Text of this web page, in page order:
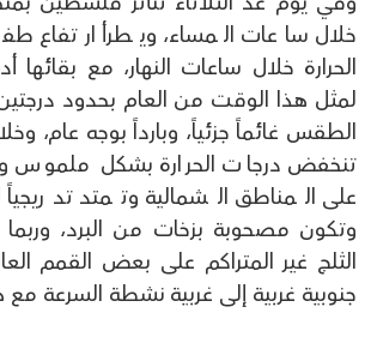
خلال ساعات المساء، ويطرأ ارتفاع
الحرارة خلال ساعات النهار، مع بقائها
لمثل هذا الوقت من العام بحدود
الطقس غائماً جزئياً، وبارداً بوجه عام،
تنخفض درجات الحرارة بشكل ملموس
على المناطق الشمالية وتمتد
وتكون مصحوبة بزخات من البرد،
الثلج غير المتراكم على بعض القمم
جنوبية غربية إلى غربية نشطة السرعة مع